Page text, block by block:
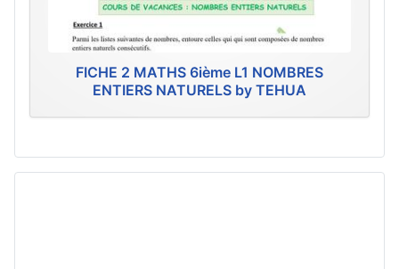
FICHE 2 MATHS 6ième L1 NOMBRES
ENTIERS NATURELS by TEHUA